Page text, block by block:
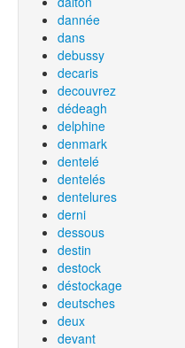
dannée
dans
debussy
decaris
decouvrez
dédeagh
delphine
denmark
dentelé
dentelés
dentelures
derni
dessous
destin
destock
déstockage
deutsches
deux
devant